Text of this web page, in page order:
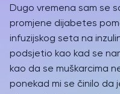
Dugo vremena sam se
promjene dijabetes
infuzijskog seta na
podsjetio kao kad se
kao da se muškarcima
ponekad mi se činilo